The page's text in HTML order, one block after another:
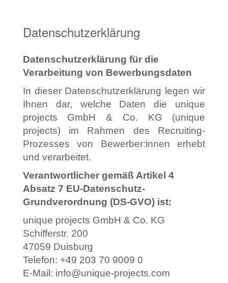
Datenschutzerklärung
Datenschutzerklärung für die
Verarbeitung von Bewerbungsdaten
In dieser Datenschutzerklärung legen wir
Ihnen dar, welche Daten die unique
projects GmbH & Co. KG (unique
projects) im Rahmen des Recruiting-
Prozesses von Bewerber:innen erhebt
und verarbeitet.
Verantwortlicher gemäß Artikel 4
Absatz 7 EU-Datenschutz-
Grundverordnung (DS-GVO) ist:
unique projects GmbH & Co. KG
Schifferstr. 200
47059 Duisburg
Telefon: +49 203 70 9009 0
E-Mail: info@unique-projects.com